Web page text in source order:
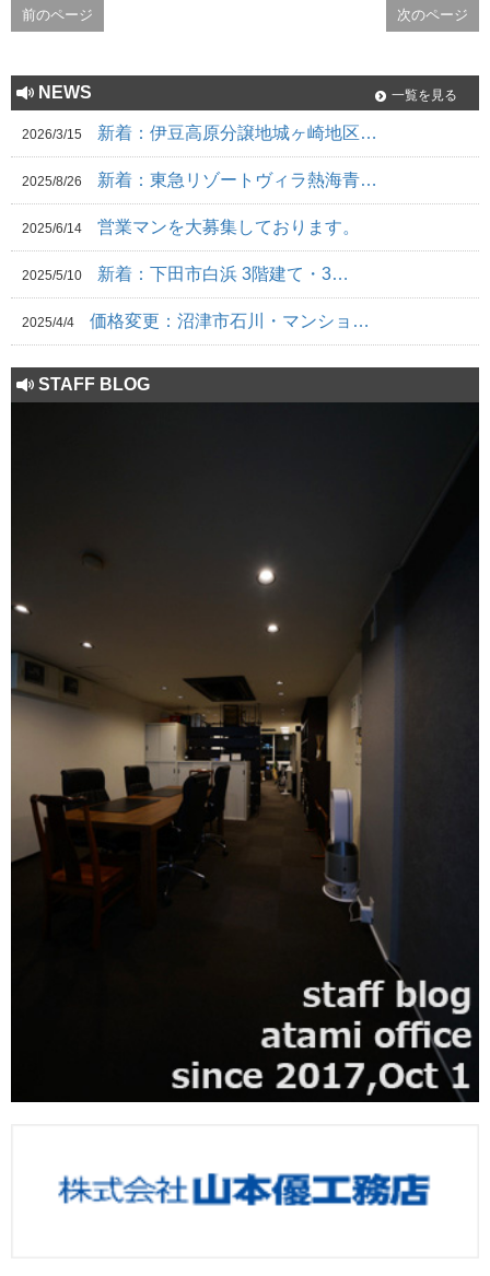
前のページ 次のページ
NEWS 一覧を見る
2026/3/15 新着：伊豆高原分譲地城ヶ崎地区…
2025/8/26 新着：東急リゾートヴィラ熱海青…
2025/6/14 営業マンを大募集しております。
2025/5/10 新着：下田市白浜 3階建て・3…
2025/4/4 価格変更：沼津市石川・マンショ…
STAFF BLOG